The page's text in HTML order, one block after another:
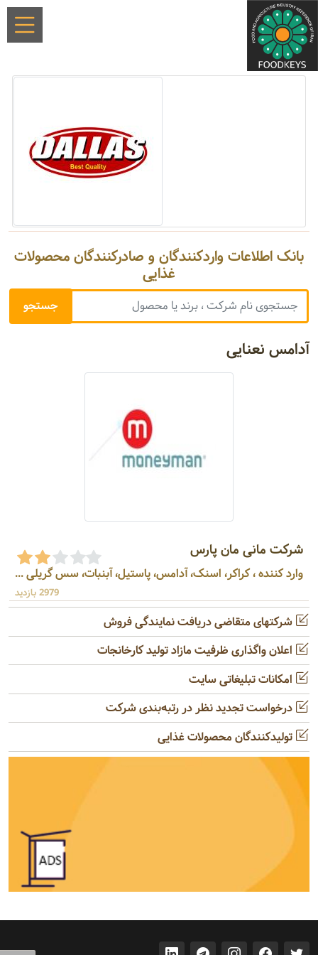
بانک اطلاعات واردکنندگان و صادرکنندگان محصولات
غذایی
آدامس نعنایی
شرکت مانی مان پارس
وارد کننده ، کراکر، اسنک، آدامس، پاستیل، آبنبات، سس گریلی ...
2979 بازدید
شرکتهای متقاضی دریافت نمایندگی فروش
اعلان واگذاری ظرفیت مازاد تولید کارخانجات
امکانات تبلیغاتی سایت
درخواست تجدید نظر در رتبه‌بندی شرکت
تولیدکنندگان محصولات غذایی